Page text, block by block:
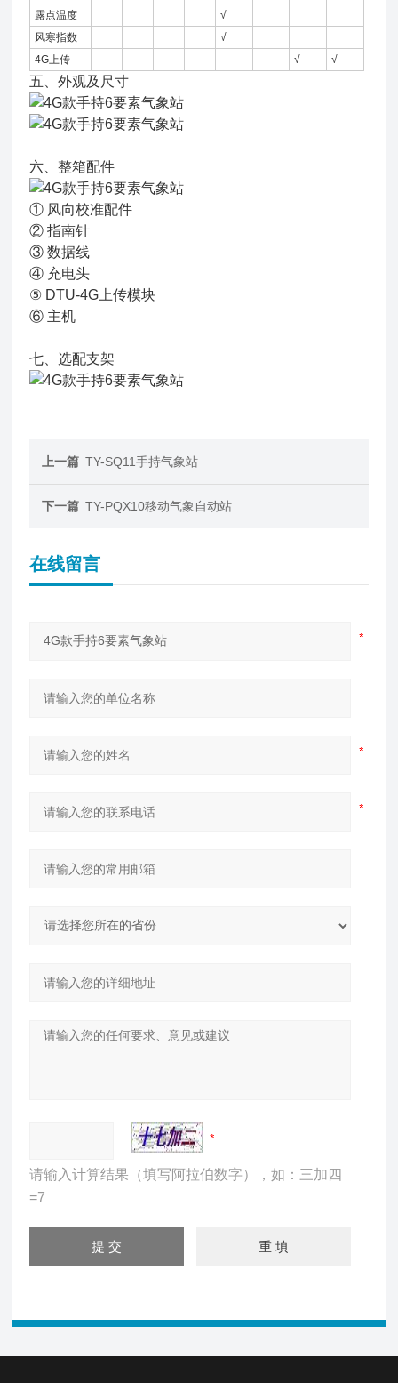
露点温度
√
风寒指数
√
4G上传
√ √
五、外观及尺寸
六、整箱配件
① 风向校准配件
② 指南针
③ 数据线
④ 充电头
⑤ DTU-4G上传模块
⑥ 主机
七、选配支架
上一篇 TY-SQ11手持气象站
下一篇 TY-PQX10移动气象自动站
在线留言
请输入计算结果（填写阿拉伯数字），如：三加四
=7